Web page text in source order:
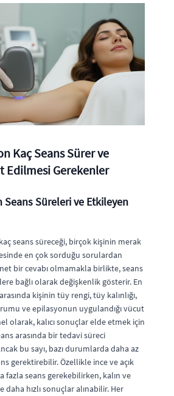
Kaç Seans Sürer ve
Edilmesi Gerekenler
Seans Süreleri ve Etkileyen
seans süreceği, birçok kişinin merak
en çok sorduğu sorulardan
bir cevabı olmamakla birlikte, seans
bağlı olarak değişkenlik gösterir. En
kişinin tüy rengi, tüy kalınlığı,
ve epilasyonun uygulandığı vücut
olarak, kalıcı sonuçlar elde etmek için
arasında bir tedavi süreci
bu sayı, bazı durumlarda daha az
gerektirebilir. Özellikle ince ve açık
fazla seans gerekebilirken, kalın ve
hızlı sonuçlar alınabilir. Her